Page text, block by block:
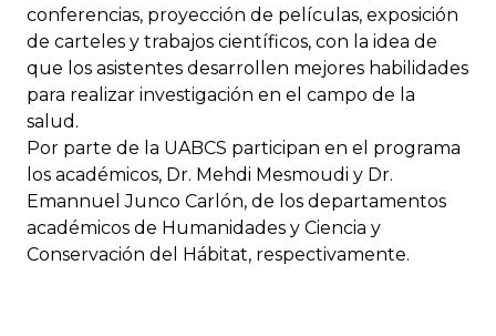
conferencias, proyección de películas, exposición
de carteles y trabajos científicos, con la idea de
que los asistentes desarrollen mejores habilidades
para realizar investigación en el campo de la
salud.
Por parte de la UABCS participan en el programa
los académicos, Dr. Mehdi Mesmoudi y Dr.
Emannuel Junco Carlón, de los departamentos
académicos de Humanidades y Ciencia y
Conservación del Hábitat, respectivamente.